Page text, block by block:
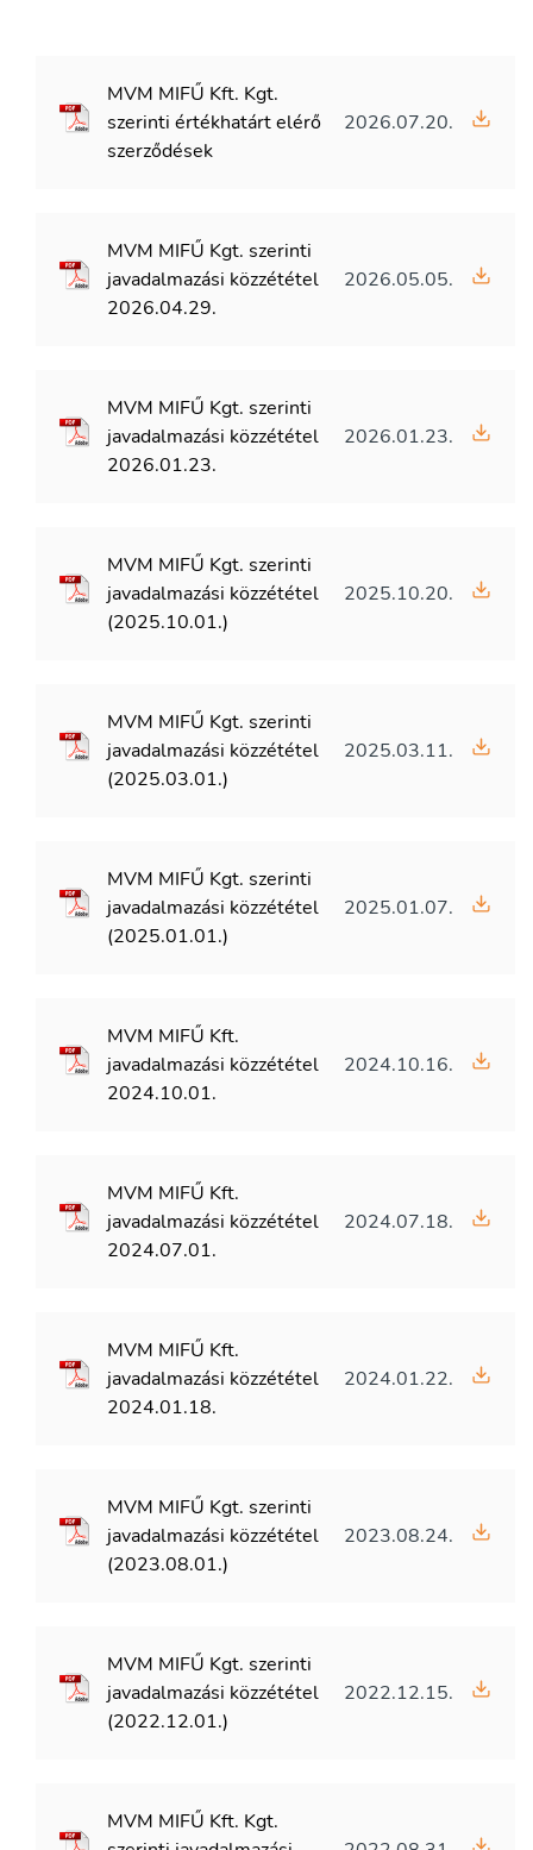
MVM MIFŰ Kft. Kgt.
szerinti értékhatárt elérő
szerződések
2026.07.20.
MVM MIFŰ Kgt. szerinti
javadalmazási közzététel
2026.04.29.
2026.05.05.
MVM MIFŰ Kgt. szerinti
javadalmazási közzététel
2026.01.23.
2026.01.23.
MVM MIFŰ Kgt. szerinti
javadalmazási közzététel
(2025.10.01.)
2025.10.20.
MVM MIFŰ Kgt. szerinti
javadalmazási közzététel
(2025.03.01.)
2025.03.11.
MVM MIFŰ Kgt. szerinti
javadalmazási közzététel
(2025.01.01.)
2025.01.07.
MVM MIFŰ Kft.
javadalmazási közzététel
2024.10.01.
2024.10.16.
MVM MIFŰ Kft.
javadalmazási közzététel
2024.07.01.
2024.07.18.
MVM MIFŰ Kft.
javadalmazási közzététel
2024.01.18.
2024.01.22.
MVM MIFŰ Kgt. szerinti
javadalmazási közzététel
(2023.08.01.)
2023.08.24.
MVM MIFŰ Kgt. szerinti
javadalmazási közzététel
(2022.12.01.)
2022.12.15.
MVM MIFŰ Kft. Kgt.